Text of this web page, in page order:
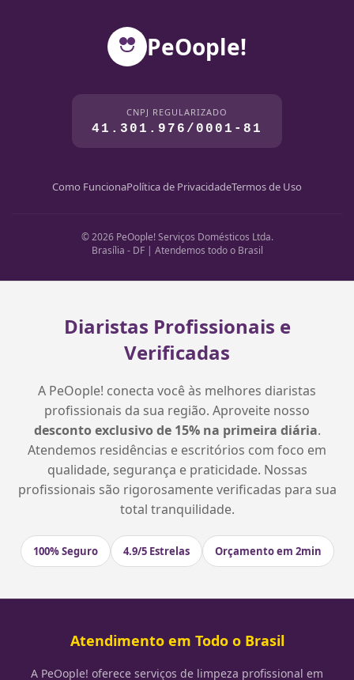
PeOople!
CNPJ REGULARIZADO
41.301.976/0001-81
Como FuncionaPolítica de PrivacidadeTermos de Uso
© 2026 PeOople! Serviços Domésticos Ltda.
Brasília - DF | Atendemos todo o Brasil
Diaristas Profissionais e
Verificadas
A PeOople! conecta você às melhores diaristas
profissionais da sua região. Aproveite nosso
desconto exclusivo de 15% na primeira diária.
Atendemos residências e escritórios com foco em
qualidade, segurança e praticidade. Nossas
profissionais são rigorosamente verificadas para sua
total tranquilidade.
100% Seguro 4.9/5 Estrelas Orçamento em 2min
Atendimento em Todo o Brasil
A PeOople! oferece serviços de limpeza profissional em